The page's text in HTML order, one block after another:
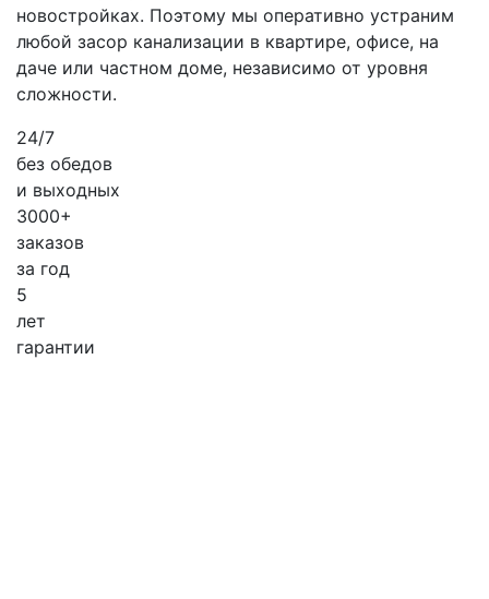
новостройках. Поэтому мы оперативно устраним
любой засор канализации в квартире, офисе, на
даче или частном доме, независимо от уровня
сложности.
24/7
без обедов
и выходных
3000+
заказов
за год
5
лет
гарантии